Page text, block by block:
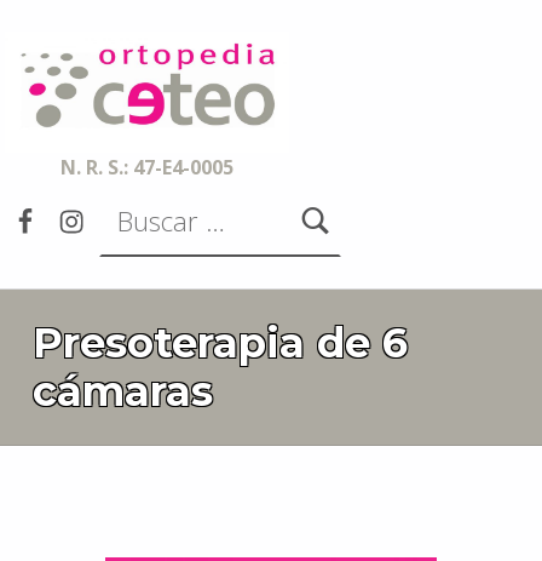
N. R. S.: 47-E4-0005
Buscar:
Presoterapia de 6
cámaras